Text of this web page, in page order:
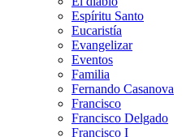
Espíritu Santo
Eucaristía
Evangelizar
Eventos
Familia
Fernando Casanova
Francisco
Francisco Delgado
Francisco I